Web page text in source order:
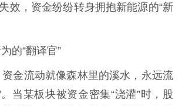
效，资金纷纷转身拥抱新能源的“新
的“翻译官”
金流动就像森林里的溪水，永远流
当某板块被资金密集“浇灌”时，股